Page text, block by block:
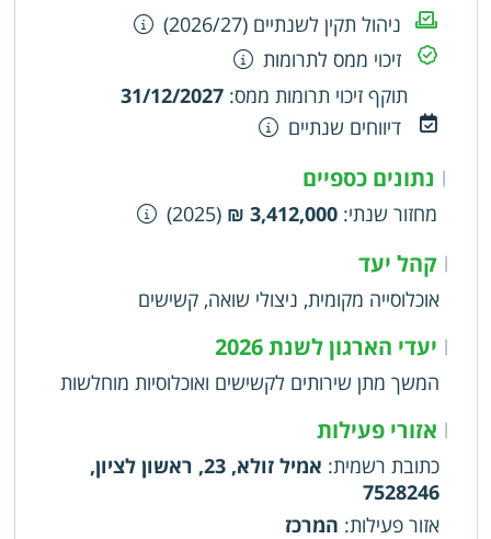
ניהול תקין לשנתיים (2026/27)
זיכוי ממס לתרומות
תוקף זיכוי תרומות ממס:
31/12/2027
דיווחים שנתיים
| נתונים כספיים
מחזור שנתי:
3,412,000 ₪
(2025)
|קהל יעד
אוכלוסייה מקומית, ניצולי שואה, קשישים
| יעדי הארגון לשנת 2026
המשך מתן שירותים לקשישים ואוכלוסיות מוחלשות
| אזורי פעילות
כתובת רשמית:
אמיל זולא, 23, ראשון לציון,
7528246
אזור פעילות: המרכז